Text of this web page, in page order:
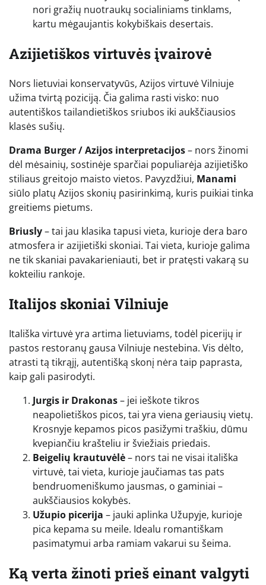
nori gražių nuotraukų socialiniams tinklams,
kartu mėgaujantis kokybiškais desertais.
Azijietiškos virtuvės įvairovė
Nors lietuviai konservatyvūs, Azijos virtuvė Vilniuje
užima tvirtą poziciją. Čia galima rasti visko: nuo
autentiškos tailandietiškos sriubos iki aukščiausios
klasės sušių.
Drama Burger / Azijos interpretacijos– nors žinomi
dėl mėsainių, sostinėje sparčiai populiarėja azijietiško
stiliaus greitojo maisto vietos. Pavyzdžiui, Manami
siūlo platų Azijos skonių pasirinkimą, kuris puikiai tinka
greitiems pietums.
Briusly– tai jau klasika tapusi vieta, kurioje dera baro
atmosfera ir azijietiški skoniai. Tai vieta, kurioje galima
ne tik skaniai pavakarieniauti, bet ir pratęsti vakarą su
kokteiliu rankoje.
Italijos skoniai Vilniuje
Itališka virtuvė yra artima lietuviams, todėl picerijų ir
pastos restoranų gausa Vilniuje nestebina. Vis dėlto,
atrasti tą tikrąjį, autentišką skonį nėra taip paprasta,
kaip gali pasirodyti.
Jurgis ir Drakonas– jei ieškote tikros
neapolietiškos picos, tai yra viena geriausių vietų.
Krosnyje kepamos picos pasižymi traškiu, dūmu
kvepiančiu krašteliu ir šviežiais priedais.
Beigelių krautuvėlė– nors tai ne visai itališka
virtuvė, tai vieta, kurioje jaučiamas tas pats
bendruomeniškumo jausmas, o gaminiai –
aukščiausios kokybės.
Užupio picerija – jauki aplinka Užupyje, kurioje
pica kepama su meile. Idealu romantiškam
pasimatymui arba ramiam vakarui su šeima.
Ką verta žinoti prieš einant valgyti